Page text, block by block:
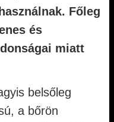
Főleg
és
miatt
belsőleg
a bőrön